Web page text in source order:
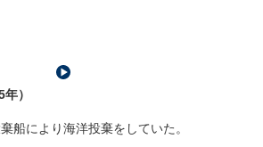
）
船により海洋投棄をしていた。